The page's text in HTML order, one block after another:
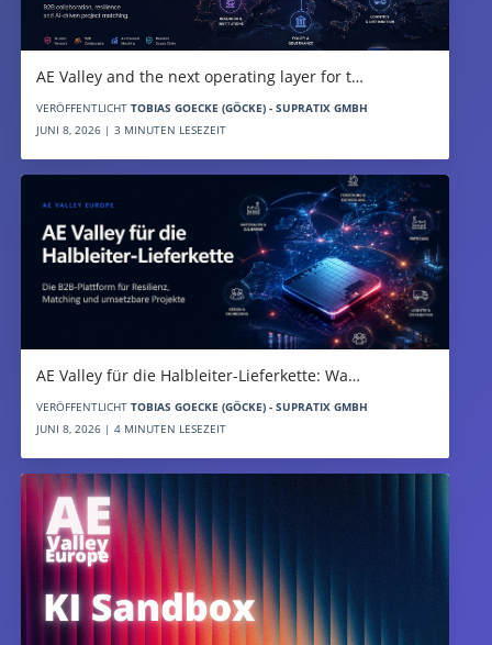
AE Valley and the next operating layer for t…
VERÖFFENTLICHT TOBIAS GOECKE (GÖCKE) - SUPRATIX GMBH
JUNI 8, 2026 | 3 MINUTEN LESEZEIT
AE Valley für die Halbleiter-Lieferkette: Wa…
VERÖFFENTLICHT TOBIAS GOECKE (GÖCKE) - SUPRATIX GMBH
JUNI 8, 2026 | 4 MINUTEN LESEZEIT